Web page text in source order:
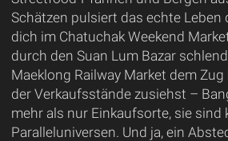
Schätzen pulsiert das echte Leben
dich im Chatuchak Weekend
durch den Suan Lum Bazar
Maeklong Railway Market dem
der Verkaufsstände zusiehst –
mehr als nur Einkaufsorte, sie sind
Paralleluniversen. Und ja, ein